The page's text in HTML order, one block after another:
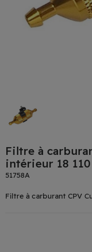
Filtre à
intérieur 18 110
51758A
Filtre à carburant CPV